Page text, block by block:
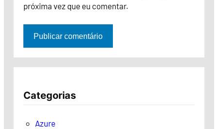
próxima vez que eu comentar.
Categorias
Azure